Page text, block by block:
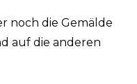
noch die Gemälde
auf die anderen